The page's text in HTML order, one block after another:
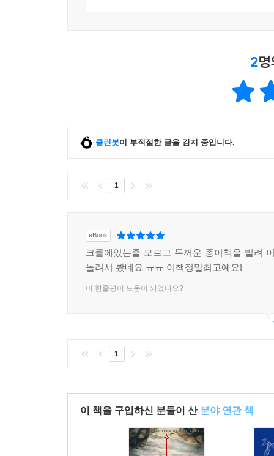
2
클린봇이 부적절한 글을 감지 중입니다.
1
eBook
크클에있는줄 모르고 두꺼운 종이책을 빌려
돌려서 봤네요 ㅠㅠ 이책정말최고예요!
이 한줄평이 도움이 되었나요?
1
이 책을 구입하신 분들이 산 분야 연관 책